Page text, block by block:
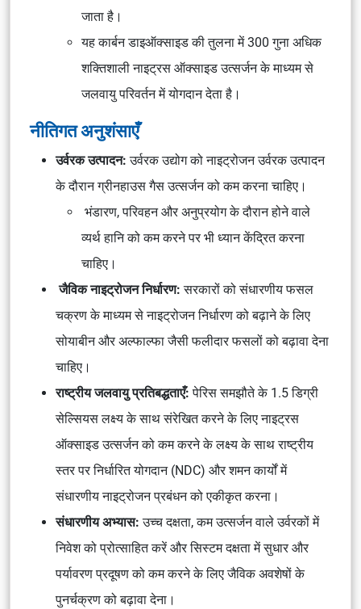
जाता है।
यह कार्बन डाइऑक्साइड की तुलना में 300 गुना अधिक
शक्तिशाली नाइट्रस ऑक्साइड उत्सर्जन के माध्यम से
जलवायु परिवर्तन में योगदान देता है।
नीतिगत अनुशंसाएँ
उर्वरक उत्पादन:उर्वरक उद्योग को नाइट्रोजन उर्वरक उत्पादन
के दौरान ग्रीनहाउस गैस उत्सर्जन को कम करना चाहिए।
भंडारण, परिवहन और अनुप्रयोग के दौरान होने वाले
व्यर्थ हानि को कम करने पर भी ध्यान केंद्रित करना
चाहिए।
जैविक नाइट्रोजन निर्धारण: सरकारों को संधारणीय फसल
चक्रण के माध्यम से नाइट्रोजन निर्धारण को बढ़ाने के लिए
सोयाबीन और अल्फाल्फा जैसी फलीदार फसलों को बढ़ावा देना
चाहिए।
राष्ट्रीय जलवायु प्रतिबद्धताएँ:पेरिस समझौते के 1.5 डिग्री
सेल्सियस लक्ष्य के साथ संरेखित करने के लिए नाइट्रस
ऑक्साइड उत्सर्जन को कम करने के लक्ष्य के साथ राष्ट्रीय
स्तर पर निर्धारित योगदान (NDC) और शमन कार्यों में
संधारणीय नाइट्रोजन प्रबंधन को एकीकृत करना।
संधारणीय अभ्यास:उच्च दक्षता, कम उत्सर्जन वाले उर्वरकों में
निवेश को प्रोत्साहित करें और सिस्टम दक्षता में सुधार और
पर्यावरण प्रदूषण को कम करने के लिए जैविक अवशेषों के
पुनर्चक्रण को बढ़ावा देना।